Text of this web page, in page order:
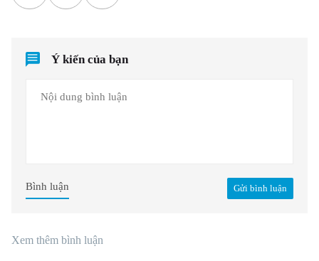
Ý kiến của bạn
Gửi bình luận
Bình luận
Xem thêm bình luận